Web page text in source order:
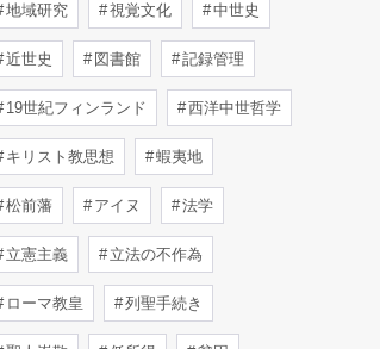
地域研究 視覚文化 中世史
近世史 図書館 記録管理
19世紀フィンランド 西洋中世哲学
キリスト教思想 蝦夷地
松前藩 アイヌ 法学
立憲主義 立法の不作為
ローマ教皇 列聖手続き